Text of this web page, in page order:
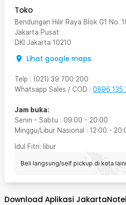
Toko
Bendungan Hilir Raya Blok G1 No.
Jakarta Pusat
DKI Jakarta 10210
Lihat google maps
Telp : (021) 39 700 200
Whatsapp Sales / COD : 0896 135
Jam buka:
Senin - Sabtu : 09:00 - 20:00
Minggu/Libur Nasional : 12:00 -
Idul Fitri: libur
Beli langsung/self pickup di kota
Download Aplikasi